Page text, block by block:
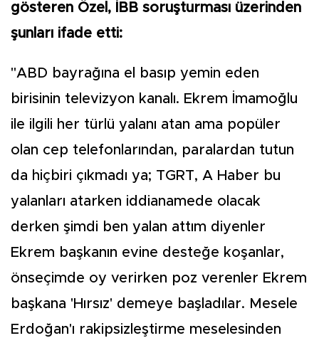
gösteren Özel, İBB soruşturması üzerinden
şunları ifade etti:
"ABD bayrağına el basıp yemin eden
birisinin televizyon kanalı. Ekrem İmamoğlu
ile ilgili her türlü yalanı atan ama popüler
olan cep telefonlarından, paralardan tutun
da hiçbiri çıkmadı ya; TGRT, A Haber bu
yalanları atarken iddianamede olacak
derken şimdi ben yalan attım diyenler
Ekrem başkanın evine desteğe koşanlar,
önseçimde oy verirken poz verenler Ekrem
başkana 'Hırsız' demeye başladılar. Mesele
Erdoğan'ı rakipsizleştirme meselesinden